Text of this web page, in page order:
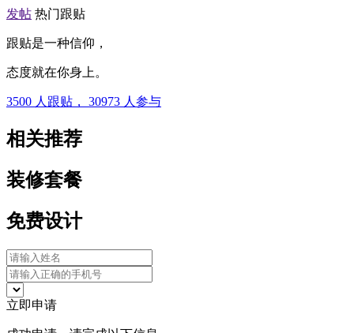
发帖 热门跟贴
跟贴是一种信仰，
态度就在你身上。
3500 人跟贴， 30973 人参与
相关推荐
装修套餐
免费设计
立即申请